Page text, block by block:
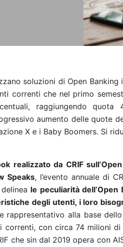
soluzioni di Open Banking
correnti che nel primo
raggiungendo quota
aumento delle quote
X e i Baby Boomers. Si
realizzato da CRIF
Speaks, l’evento annuale di
le peculiarità dell’Open
degli utenti, i loro
rappresentativo alla base
con circa 74 milioni di
che sin dal 2019 opera con